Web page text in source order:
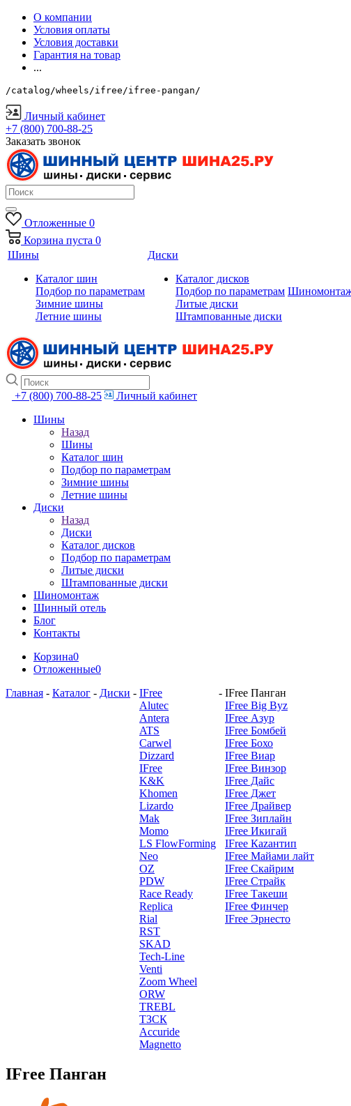
О компании
Условия оплаты
Условия доставки
Гарантия на товар
...
/catalog/wheels/ifree/ifree-pangan/
Личный кабинет
+7 (800) 700-88-25
Заказать звонок
Отложенные 0
Корзина пуста 0
Шины
Каталог шин
Подбор по параметрам
Зимние шины
Летние шины
Диски
Каталог дисков
Подбор по параметрам
Литые диски
Штампованные диски
+7 (800) 700-88-25
Личный кабинет
Шины
Назад
Шины
Каталог шин
Подбор по параметрам
Зимние шины
Летние шины
Диски
Назад
Диски
Каталог дисков
Подбор по параметрам
Литые диски
Штампованные диски
Шиномонтаж
Шинный отель
Блог
Контакты
Корзина0
Отложенные0
Главная - Каталог - Диски - IFree
Alutec
Antera
ATS
Carwel
Dizzard
IFree
K&K
Khomen
Lizardo
Mak
Momo
LS FlowForming
Neo
OZ
PDW
Race Ready
Replica
Rial
RST
SKAD
Tech-Line
Venti
Zoom Wheel
ORW
TREBL
ТЗСК
Accuride
Magnetto
- IFree Панган
IFree Big Byz
IFree Азур
IFree Бомбей
IFree Бохо
IFree Виар
IFree Винзор
IFree Дайс
IFree Джет
IFree Драйвер
IFree Зиплайн
IFree Икигай
IFree Каzантип
IFree Майами лайт
IFree Скайрим
IFree Страйк
IFree Такеши
IFree Финчер
IFree Эрнесто
IFree Панган